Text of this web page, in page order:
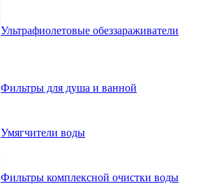
Ультрафиолетовые обеззараживатели
Фильтры для душа и ванной
Умягчители воды
Фильтры комплексной очистки воды